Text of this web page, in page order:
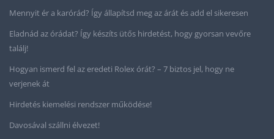
Mennyit ér a karórád? Így állapítsd meg az árát és add el sikeresen
Eladnád az órádat? Így készíts ütős hirdetést, hogy gyorsan vevőre
találj!
Hogyan ismerd fel az eredeti Rolex órát? – 7 biztos jel, hogy ne
verjenek át
Hirdetés kiemelési rendszer működése!
Davosával szállni élvezet!